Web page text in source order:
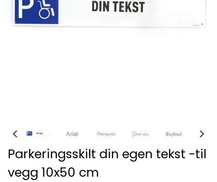
Parkeringsskilt din egen tekst -til
vegg 10x50 cm